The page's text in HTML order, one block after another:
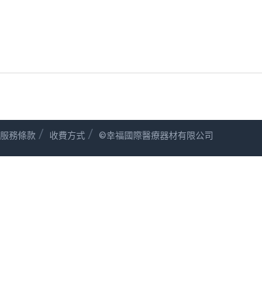
服務條款 / 收費方式 / ©幸福國際醫療器材有限公司